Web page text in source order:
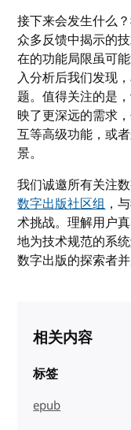
接下来会发生什么
众多反馈中揭示的
在的功能局限虽可
入分析后我们发现
题。值得关注的是
映了更深远的需求
互等高级功能，或
景。
我们诚邀所有关注
数字出版社区组，
术挑战。理解用户
地为技术规范的系
数字出版的探索者
相关内容
标签
epub